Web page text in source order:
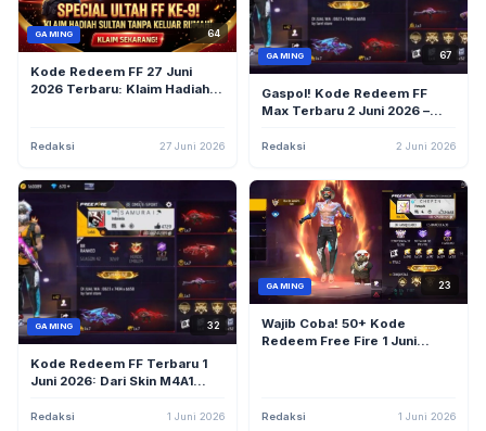
GAMING 64
Kode Redeem FF 27 Juni
2026 Terbaru: Klaim Hadiah
Diamond
Redaksi 27 Juni 2026
GAMING 67
Gaspol! Kode Redeem FF
Max Terbaru 2 Juni 2026 –
Maker, dan Token Eclipse
Redaksi 2 Juni 2026
GAMING 32
Kode Redeem FF Terbaru 1
Juni 2026: Dari Skin M4A1
Eclipse Bundle
Redaksi 1 Juni 2026
GAMING 23
Wajib Coba! 50+ Kode
Redeem Free Fire 1 Juni
Redaksi 1 Juni 2026